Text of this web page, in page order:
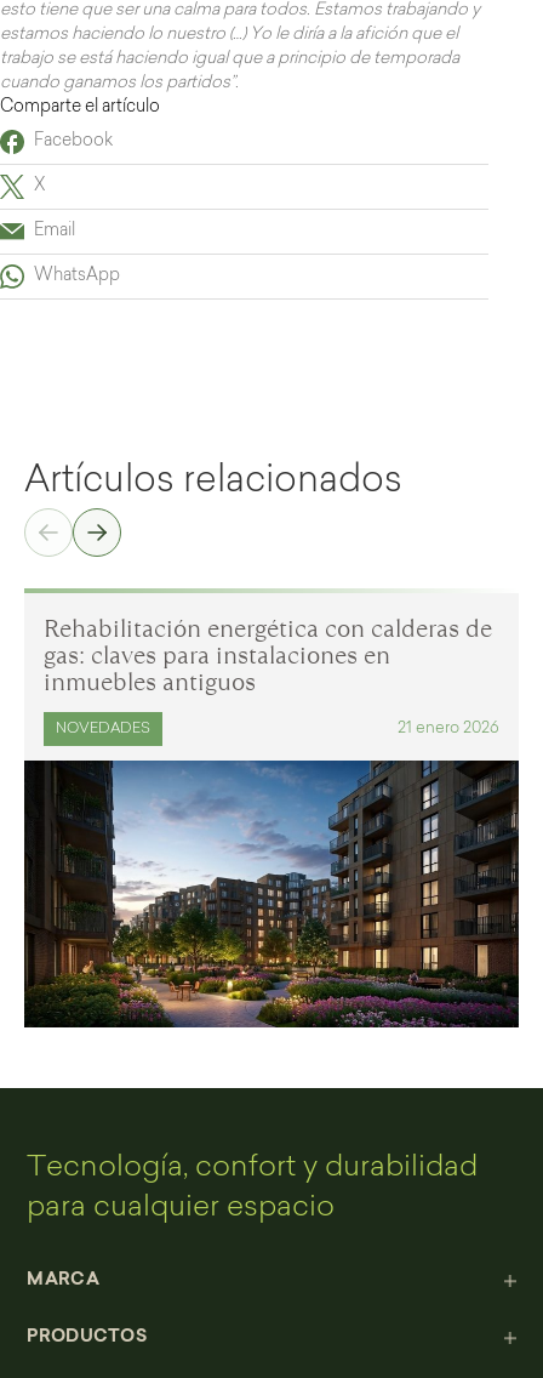
Comparte el artículo
Facebook
X
Email
WhatsApp
esto tiene que ser una calma para todos. Estamos trabajando y
estamos haciendo lo nuestro (…) Yo le diría a la afición que el
trabajo se está haciendo igual que a principio de temporada
cuando ganamos los partidos”.
Artículos relacionados
Rehabilitación energética con calderas de
gas: claves para instalaciones en
inmuebles antiguos
NOVEDADES 21 enero 2026
Tecnología, confort y durabilidad
para cualquier espacio
MARCA
PRODUCTOS